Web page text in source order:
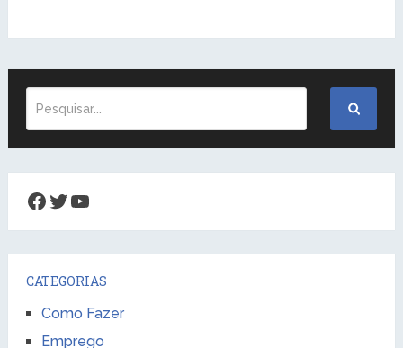
Facebook
Twitter
Youtube
CATEGORIAS
Como Fazer
Emprego